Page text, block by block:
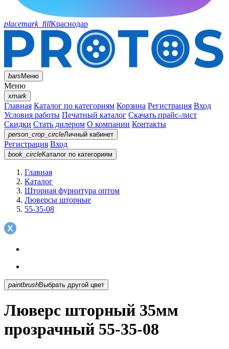
placemark_fillКраснодар
barsМеню
Меню
xmark
Главная Каталог по категориям Корзина Регистрация Вход
Условия работы Печатный каталог Скачать прайс-лист
Скидки Стать дилером О компании Контакты
person_crop_circleЛичный кабинет
Регистрация Вход
book_circleКаталог по категориям
Главная
Каталог
Шторная фурнитура оптом
Люверсы шторные
55-35-08
paintbrush Выбрать другой цвет
Люверс шторный 35мм
прозрачный 55-35-08